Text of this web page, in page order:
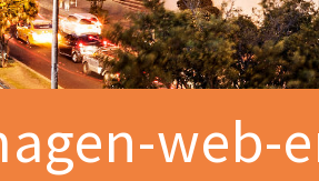
web-